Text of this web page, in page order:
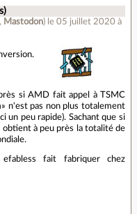
, Mastodon) le 05 juillet 2020 à
si AMD fait appel à TSMC
n'est pas non plus totalement
un peu rapide). Sachant que si
obtient à peu près la totalité de
fait fabriquer chez